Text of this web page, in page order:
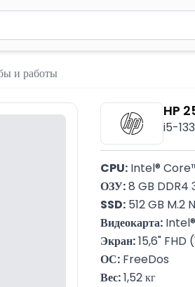
для поиска. Нажмите Enter для
и работы
HP
i5-
CPU: Intel®
ОЗУ: 8 GB DDR4
SSD: 512 GB M.2
Видеокарта: Intel®
Экран: 15,6" FHD
ОС: FreeDos
Вес: 1,52 кг